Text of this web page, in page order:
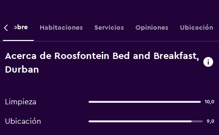
Sobre Habitaciones Servicios Opiniones Ubicación
Acerca de Roosfontein Bed and Breakfast,
Durban
Limpieza 10,0
Ubicación 9,0